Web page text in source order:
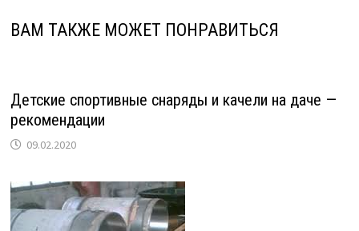
ВАМ ТАКЖЕ МОЖЕТ ПОНРАВИТЬСЯ
Детские спортивные снаряды и качели на даче —
рекомендации
09.02.2020